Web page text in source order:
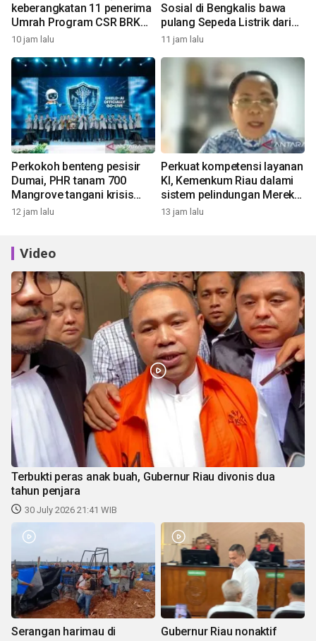
keberangkatan 11 penerima
Umrah Program CSR BRK
Syariah dan PT Riau
10 jam lalu
Sosial di Bengkalis bawa
pulang Sepeda Listrik dari
Program Bedelau BRK
11 jam lalu
Perkokoh benteng pesisir
Dumai, PHR tanam 700
Mangrove tangani krisis
iklim dan lindungi
12 jam lalu
Perkuat kompetensi layanan
KI, Kemenkum Riau dalami
sistem pelindungan Merek
bersama DJKI
13 jam lalu
Video
Terbukti peras anak buah, Gubernur Riau divonis dua
tahun penjara
30 July 2026 21:41 WIB
Serangan harimau di
Gubernur Riau nonaktif